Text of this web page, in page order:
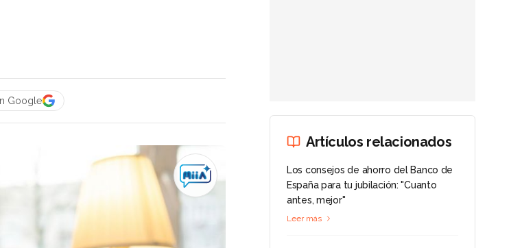
Google
Artículos relacionados
Los consejos de ahorro del Banco de
España para tu jubilación: "Cuanto
antes, mejor"
Leer más